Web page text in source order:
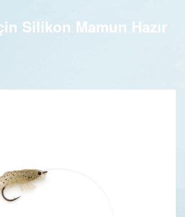
Silikon Mamun Hazır